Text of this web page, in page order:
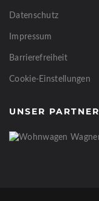
Datenschutz
Impressum
Barrierefreiheit
Cookie-Einstellungen
UNSER PARTNER